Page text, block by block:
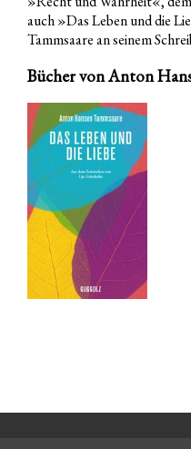
auch »Das Leben und die
Tammsaare an seinem
Bücher von Anton